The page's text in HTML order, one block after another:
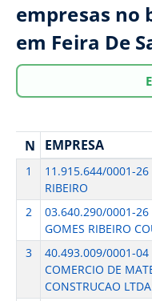
empresas no
em Feira De
N EMPRESA
1
11.915.644/0001-26
RIBEIRO
2
03.640.290/0001-26
GOMES RIBEIRO
3
40.493.009/0001-04
COMERCIO DE
CONSTRUCAO LTDA